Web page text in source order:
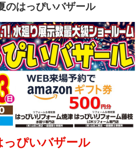
のはっぴいバザール
っぴいバザール